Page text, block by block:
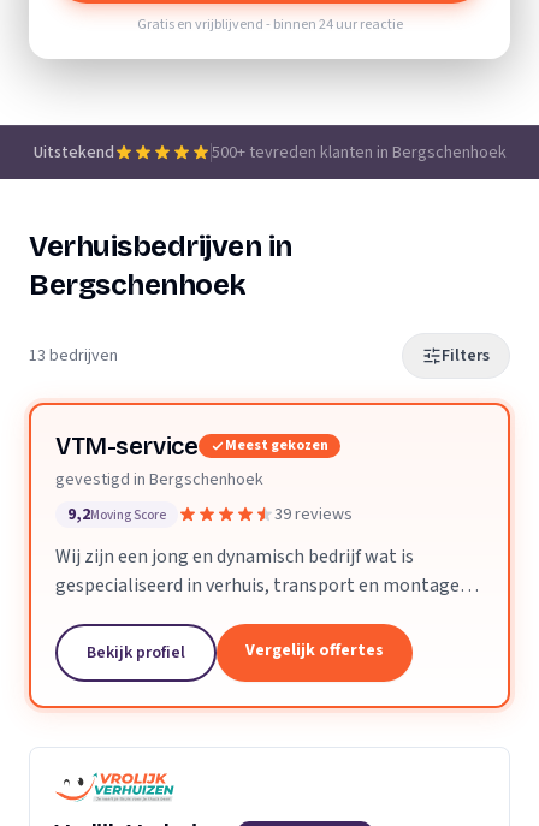
Gratis en vrijblijvend - binnen 24 uur reactie
Uitstekend 500+ tevreden klanten in Bergschenhoek
Verhuisbedrijven in
Bergschenhoek
13 bedrijven Filters
VTM-service Meest gekozen
gevestigd in Bergschenhoek
9,2Moving Score 39 reviews
Wij zijn een jong en dynamisch bedrijf wat is
gespecialiseerd in verhuis, transport en montage
bedrijven staan wij graag ter beschikking. Wij bieden
voor...
Bekijk profiel Vergelijk offertes